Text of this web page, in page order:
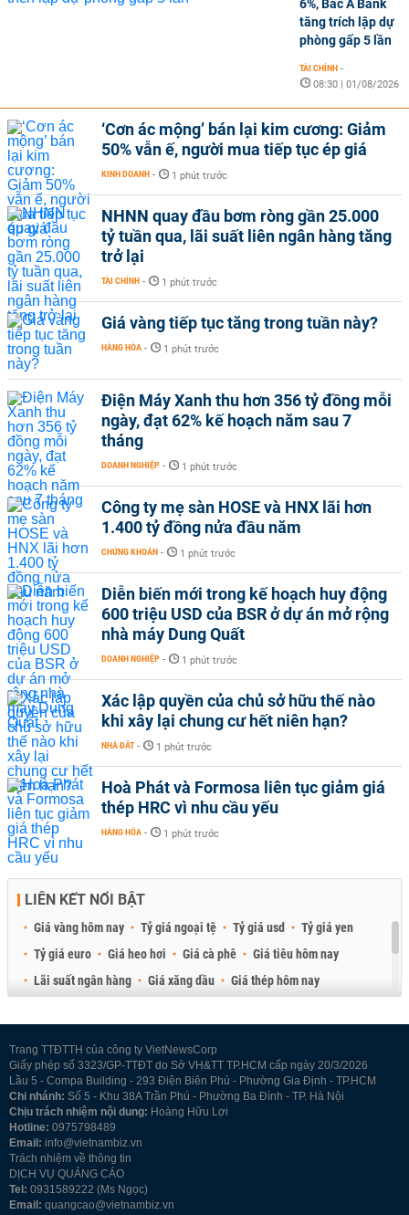
6%, Bac A Bank
tăng trích lập dự
phòng gấp 5 lần
TÀI CHÍNH -
08:30 | 01/08/2026
‘Cơn ác mộng’ bán lại kim cương: Giảm
50% vẫn ế, người mua tiếp tục ép giá
KINH DOANH - 1 phút trước
NHNN quay đầu bơm ròng gần 25.000
tỷ tuần qua, lãi suất liên ngân hàng tăng
trở lại
TÀI CHÍNH - 1 phút trước
Giá vàng tiếp tục tăng trong tuần này?
HÀNG HÓA - 1 phút trước
Điện Máy Xanh thu hơn 356 tỷ đồng mỗi
ngày, đạt 62% kế hoạch năm sau 7
tháng
DOANH NGHIỆP - 1 phút trước
Công ty mẹ sàn HOSE và HNX lãi hơn
1.400 tỷ đồng nửa đầu năm
CHỨNG KHOÁN - 1 phút trước
Diễn biến mới trong kế hoạch huy động
600 triệu USD của BSR ở dự án mở rộng
nhà máy Dung Quất
DOANH NGHIỆP - 1 phút trước
Xác lập quyền của chủ sở hữu thế nào
khi xây lại chung cư hết niên hạn?
NHÀ ĐẤT - 1 phút trước
Hoà Phát và Formosa liên tục giảm giá
thép HRC vì nhu cầu yếu
HÀNG HÓA - 1 phút trước
LIÊN KẾT NỔI BẬT
Giá vàng hôm nay Tỷ giá ngoại tệ Tỷ giá usd
Tỷ giá yen
Tỷ giá euro
Giá heo hơi Giá cà phê
Giá tiêu hôm nay
Lãi suất ngân hàng
Giá xăng dầu
Giá thép hôm nay
Trang TTĐTTH của công ty VietNewsCorp
Giấy phép số 3323/GP-TTĐT do Sở VH&TT TP.HCM cấp ngày 20/3/2026
Lầu 5 - Compa Building - 293 Điện Biên Phủ - Phường Gia Định - TP.HCM
Chi nhánh: Số 5 - Khu 38A Trần Phú - Phường Ba Đình - TP. Hà Nội
Chịu trách nhiệm nội dung: Hoàng Hữu Lợi
Hotline: 0975798489
Email: info@vietnambiz.vn
Trách nhiệm về thông tin
DỊCH VỤ QUẢNG CÁO
Tel: 0931589222 (Ms Ngọc)
Email: quangcao@vietnambiz.vn